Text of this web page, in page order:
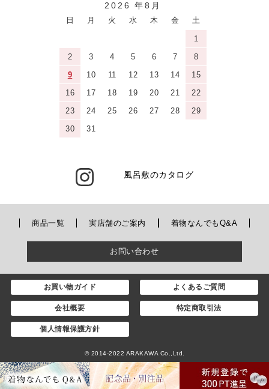
2026 年8月
日 月 火 水 木 金 土
1
2
3 4 5 6 7
8
9
10 11 12 13 14
15
16
17 18 19 20 21
22
23
24 25 26 27 28
29
30
31
風呂敷のカタログ
商品一覧 実店舗のご案内 着物なんでもQ&A
お問い合わせ
お買い物ガイド よくあるご質問
会社概要 特定商取引法
個人情報保護方針
© 2014-2022 ARAKAWA Co.,Ltd.